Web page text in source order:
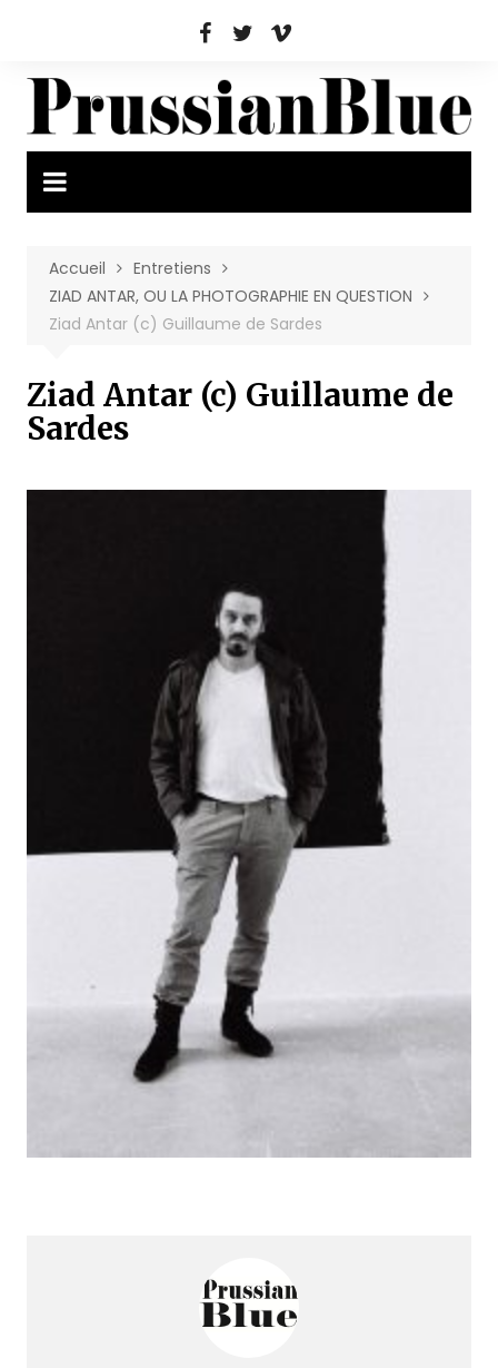
Accueil
Entretiens
ZIAD ANTAR, OU LA PHOTOGRAPHIE EN QUESTION
Ziad Antar (c) Guillaume de Sardes
Ziad Antar (c) Guillaume de
Sardes